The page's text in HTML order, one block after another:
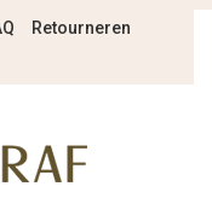
Retourneren